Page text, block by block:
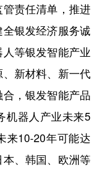
责任清单，推进
银发经济服务诚
等银发智能产业
新材料、新一代
，银发智能产品
机器人产业未来5
来10-20年可能达
、韩国、欧洲等